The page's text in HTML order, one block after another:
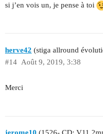
si j’en vois un, je pense à toi
herve42 (stiga allround
Août 9, 2019, 3:38
#14
Merci